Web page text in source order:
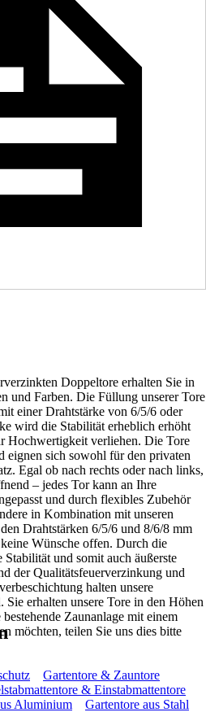
Doppeltore erhalten Sie in
und Farben. Die Füllung unserer Tore
einer Drahtstärke von 6/5/6 oder
wird die Stabilität erheblich erhöht
Hochwertigkeit verliehen. Die Tore
eignen sich sowohl für den privaten
Egal ob nach rechts oder nach links,
– jedes Tor kann an Ihre
und durch flexibles Zubehör
in Kombination mit unseren
Drahtstärken 6/5/6 und 8/6/8 mm
Wünsche offen. Durch die
und somit auch äußerste
der Qualitätsfeuerverzinkung und
halten unsere
Sie erhalten unsere Tore in den Höhen
Zaunanlage mit einem
möchten, teilen Sie uns dies bitte
Gartentore & Zauntore
& Einstabmattentore
Aluminium Gartentore aus Stahl